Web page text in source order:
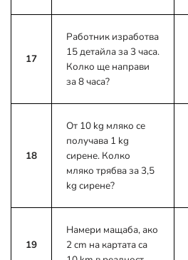
17
Работник изработва
15 детайла за 3 часа.
Колко ще направи
за 8 часа?
18
От 10 kg мляко се
получава 1 kg
сирене. Колко
мляко трябва за 3,5
kg сирене?
19
Намери мащаба, ако
2 cm на картата са